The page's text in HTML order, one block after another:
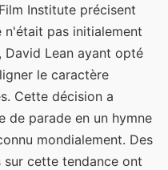
Institute précisent
pas initialement
David Lean ayant opté
le caractère
Cette décision a
de parade en un hymne
mondialement. Des
cette tendance ont